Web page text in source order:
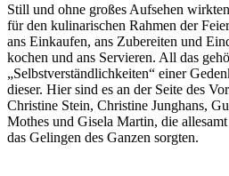
Still und ohne großes Aufsehen
für den kulinarischen Rahmen der
ans Einkaufen, ans Zubereiten und
kochen und ans Servieren. All das
„Selbstverständlichkeiten“ einer
dieser. Hier sind es an der Seite des
Christine Stein, Christine Junghans,
Mothes und Gisela Martin, die
das Gelingen des Ganzen sorgten.